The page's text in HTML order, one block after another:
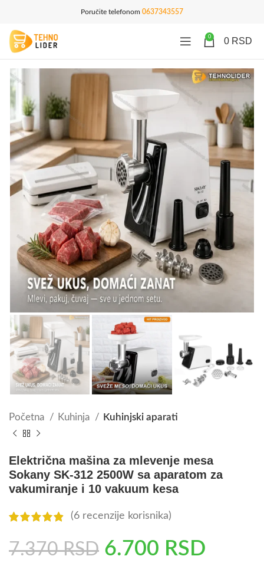
Poručite telefonom 0637343557
0 0 RSD
Početna Kuhinja Kuhinjski aparati
Električna mašina za mlevenje mesa
Sokany SK-312 2500W sa aparatom za
vakumiranje i 10 vakuum kesa
(6 recenzije korisnika)
7.370RSD 6.700 RSD